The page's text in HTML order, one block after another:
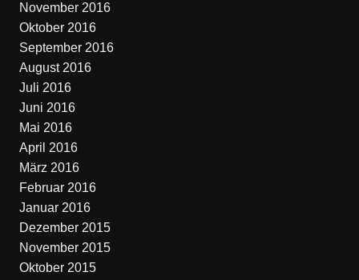
November 2016
Oktober 2016
September 2016
August 2016
Juli 2016
Juni 2016
Mai 2016
April 2016
März 2016
Februar 2016
Januar 2016
Dezember 2015
November 2015
Oktober 2015